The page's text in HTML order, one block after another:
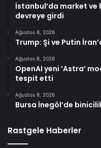
İstanbul’da market
devreye girdi
Ağustos 8, 2026
Trump: Şi ve Putin
Ağustos 8, 2026
OpenAI yeni ’Astra’
tespit etti
Ağustos 8, 2026
Bursa İnegöl’de
Rastgele Haberler